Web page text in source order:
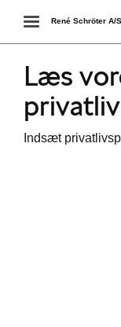
Toggle
navigation
René Schröter A/S
Læs
Indsæt